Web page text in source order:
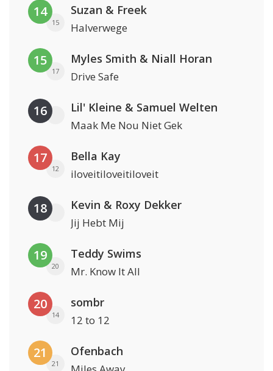
14
15
Suzan & Freek
Halverwege
15
17
Myles Smith & Niall Horan
Drive Safe
16 Lil' Kleine & Samuel Welten
Maak Me Nou Niet Gek
17
12
Bella Kay
iloveitiloveitiloveit
18 Kevin & Roxy Dekker
Jij Hebt Mij
19
20
Teddy Swims
Mr. Know It All
20
14
sombr
12 to 12
21
21
Ofenbach